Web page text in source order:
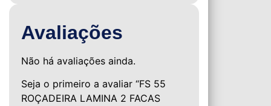
Avaliações
Não há avaliações ainda.
Seja o primeiro a avaliar “FS 55
ROÇADEIRA LAMINA 2 FACAS